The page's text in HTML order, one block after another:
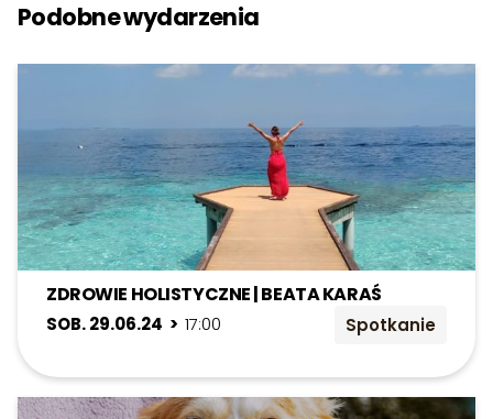
Podobne wydarzenia
ZDROWIE HOLISTYCZNE | BEATA KARAŚ
SOB. 29.06.24 > 17:00 Spotkanie